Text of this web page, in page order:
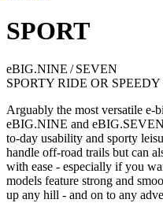
SPORT
eBIG.NINE / SEVEN
SPORTY RIDE OR
Arguably the most versatile e-
eBIG.NINE and
to-day usability and sporty
handle off-road trails but can
with ease - especially if you
models feature strong and
up any hill - and on to any